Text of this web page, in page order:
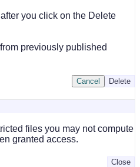
you click on the Delete
previously published
Delete
Cancel
files you may not compute
granted access.
Close